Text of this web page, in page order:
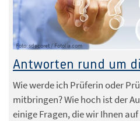
Foto: sdecoret / Fotolia.com
Antworten rund um
Wie werde ich Prüferin oder
mitbringen? Wie hoch ist der
einige Fragen, die wir Ihnen